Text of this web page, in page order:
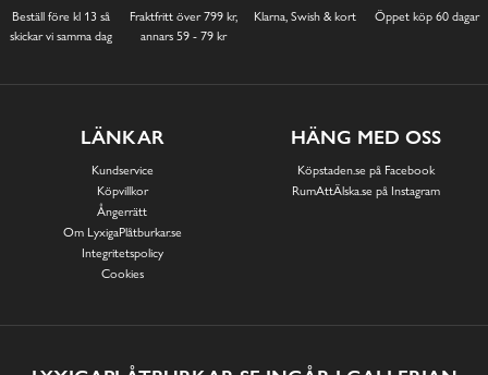
Beställ före kl 13 så
skickar vi samma dag
Fraktfritt över 799 kr,
annars 59 - 79 kr
Klarna, Swish & kort Öppet köp 60 dagar
LÄNKAR
Kundservice
Köpvillkor
Ångerrätt
Om LyxigaPlåtburkar.se
Integritetspolicy
Cookies
HÄNG MED OSS
Köpstaden.se på Facebook
RumAttÄlska.se på Instagram